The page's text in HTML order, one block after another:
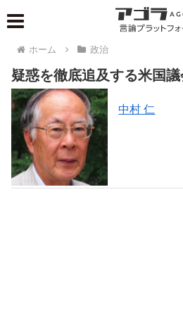
ホーム 政治
疑惑を徹底追及する米国
中村 仁